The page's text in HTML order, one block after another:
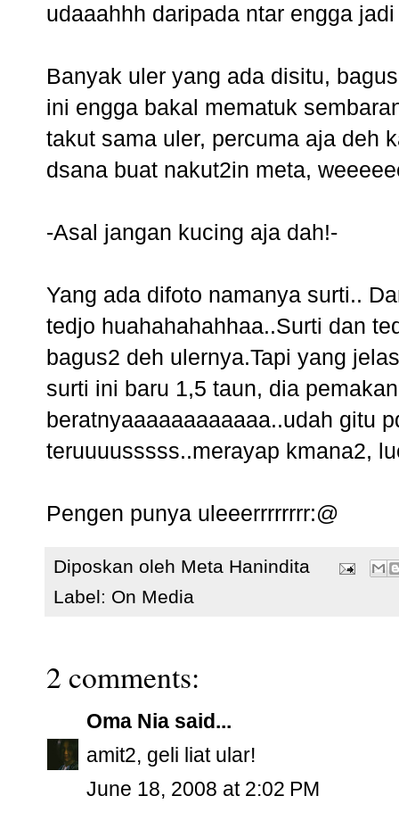
udaaahhh daripada ntar engga
Banyak uler yang ada disitu,
ini engga bakal mematuk
takut sama uler, percuma aja deh
dsana buat nakut2in meta,
-Asal jangan kucing aja dah!-
Yang ada difoto namanya surti..
tedjo huahahahahhaa..Surti dan
bagus2 deh ulernya.Tapi yang
surti ini baru 1,5 taun, dia
beratnyaaaaaaaaaaaa..udah gitu
teruuuusssss..merayap kmana2,
Pengen punya uleeerrrrrrrr:@
Diposkan oleh Meta Hanindita
Label: On Media
2 comments:
Oma Nia said...
amit2, geli liat ular!
June 18, 2008 at 2:02 PM